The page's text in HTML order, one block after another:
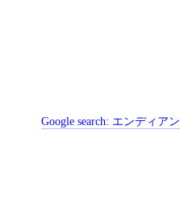
Google search: エンディアン